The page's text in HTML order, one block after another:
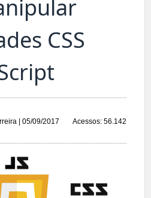
CSS
| 05/09/2017 Acessos: 56.142